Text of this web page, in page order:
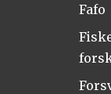
Fafo